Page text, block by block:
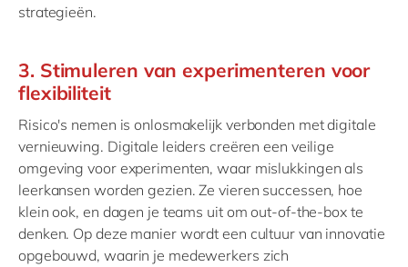
strategieën.
3. Stimuleren van experimenteren voor
flexibiliteit
Risico's nemen is onlosmakelijk verbonden met digitale
vernieuwing. Digitale leiders creëren een veilige
omgeving voor experimenten, waar mislukkingen als
leerkansen worden gezien. Ze vieren successen, hoe
klein ook, en dagen je teams uit om out-of-the-box te
denken. Op deze manier wordt een cultuur van innovatie
opgebouwd, waarin je medewerkers zich